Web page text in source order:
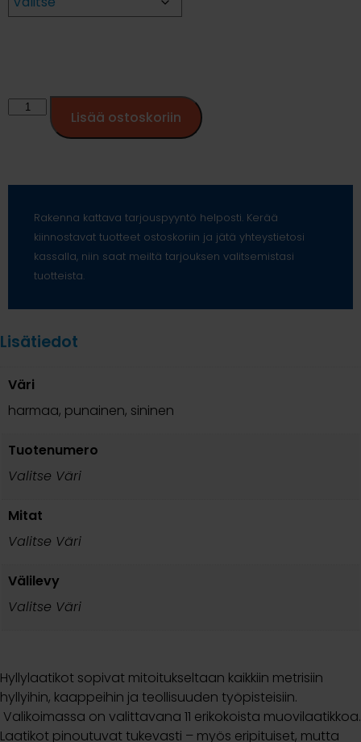
Lisää ostoskoriin
Rakenna kattava tarjouspyyntö helposti. Kerää
kiinnostavat tuotteet ostoskoriin ja jätä yhteystietosi
kassalla, niin saat meiltä tarjouksen valitsemistasi
tuotteista.
Lisätiedot
Väri
harmaa, punainen, sininen
Tuotenumero
Valitse Väri
Mitat
Valitse Väri
Välilevy
Valitse Väri
Hyllylaatikot sopivat mitoitukseltaan kaikkiin metrisiin
hyllyihin, kaappeihin ja teollisuuden työpisteisiin.
Valikoimassa on valittavana 11 erikokoista muovilaatikkoa.
Laatikot pinoutuvat tukevasti – myös eripituiset, mutta